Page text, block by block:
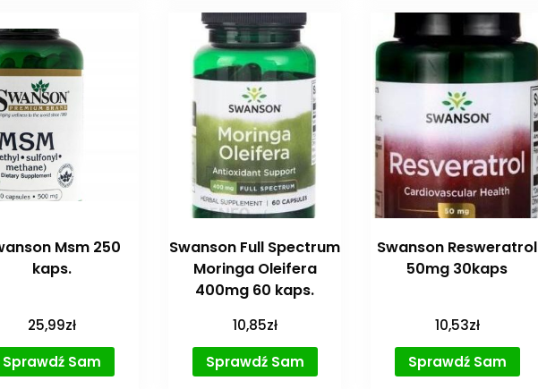
Msm 250
kaps.
25,99zł
Sprawdź Sam
Swanson Full Spectrum
Moringa Oleifera
400mg 60 kaps.
10,85zł
Sprawdź Sam
Swanson Resweratrol
50mg 30kaps
10,53zł
Sprawdź Sam